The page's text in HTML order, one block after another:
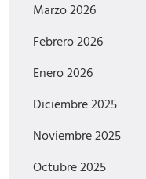
Marzo 2026
Febrero 2026
Enero 2026
Diciembre 2025
Noviembre 2025
Octubre 2025